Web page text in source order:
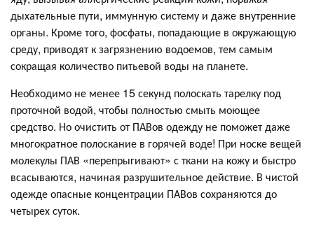
дыхательные пути, иммунную систему и даже внутренние
органы. Кроме того, фосфаты, попадающие в окружающую
среду, приводят к загрязнению водоемов, тем самым
сокращая количество питьевой воды на планете.
Необходимо не менее 15 секунд полоскать тарелку под
проточной водой, чтобы полностью смыть моющее
средство. Но очистить от ПАВов одежду не поможет даже
многократное полоскание в горячей воде! При носке вещей
молекулы ПАВ «перепрыгивают» с ткани на кожу и быстро
всасываются, начиная разрушительное действие. В чистой
одежде опасные концентрации ПАВов сохраняются до
четырех суток.